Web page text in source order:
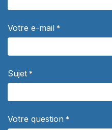
Votre e-mail *
Sujet *
Votre question *